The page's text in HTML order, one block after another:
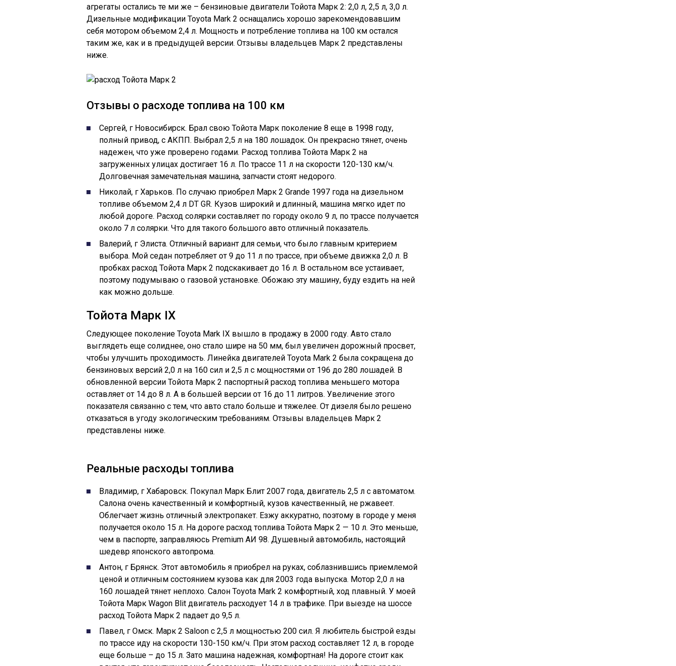
агрегаты остались те ми же – бензиновые двигатели Тойота Марк 2: 2,0 л, 2,5 л, 3,0 л.
Дизельные модификации Toyota Mark 2 оснащались хорошо зарекомендовавшим
себя мотором объемом 2,4 л. Мощность и потребление топлива на 100 км остался
таким же, как и в предыдущей версии. Отзывы владельцев Марк 2 представлены
ниже.
Отзывы о расходе топлива на 100 км
Сергей, г Новосибирск. Брал свою Тойота Марк поколение 8 еще в 1998 году,
полный привод, с АКПП. Выбрал 2,5 л на 180 лошадок. Он прекрасно тянет, очень
надежен, что уже проверено годами. Расход топлива Тойота Марк 2 на
загруженных улицах достигает 16 л. По трассе 11 л на скорости 120-130 км/ч.
Долговечная замечательная машина, запчасти стоят недорого.
Николай, г Харьков. По случаю приобрел Марк 2 Grande 1997 года на дизельном
топливе объемом 2,4 л DT GR. Кузов широкий и длинный, машина мягко идет по
любой дороге. Расход солярки составляет по городу около 9 л, по трассе получается
около 7 л солярки. Что для такого большого авто отличный показатель.
Валерий, г Элиста. Отличный вариант для семьи, что было главным критерием
выбора. Мой седан потребляет от 9 до 11 л по трассе, при объеме движка 2,0 л. В
пробках расход Тойота Марк 2 подскакивает до 16 л. В остальном все устаивает,
поэтому подумываю о газовой установке. Обожаю эту машину, буду ездить на ней
как можно дольше.
Тойота Марк IX
Следующее поколение Toyota Mark IX вышло в продажу в 2000 году. Авто стало
выглядеть еще солиднее, оно стало шире на 50 мм, был увеличен дорожный просвет,
чтобы улучшить проходимость. Линейка двигателей Toyota Mark 2 была сокращена до
бензиновых версий 2,0 л на 160 сил и 2,5 л с мощностями от 196 до 280 лошадей. В
обновленной версии Тойота Марк 2 паспортный расход топлива меньшего мотора
оставляет от 14 до 8 л. А в большей версии от 16 до 11 литров. Увеличение этого
показателя связанно с тем, что авто стало больше и тяжелее. От дизеля было решено
отказаться в угоду экологическим требованиям. Отзывы владельцев Марк 2
представлены ниже.
Реальные расходы топлива
Владимир, г Хабаровск. Покупал Марк Блит 2007 года, двигатель 2,5 л с автоматом.
Салона очень качественный и комфортный, кузов качественный, не ржавеет.
Облегчает жизнь отличный электропакет. Езжу аккуратно, поэтому в городе у меня
получается около 15 л. На дороге расход топлива Тойота Марк 2 — 10 л. Это меньше,
чем в паспорте, заправляюсь Premium АИ 98. Душевный автомобиль, настоящий
шедевр японского автопрома.
Антон, г Брянск. Этот автомобиль я приобрел на руках, соблазнившись приемлемой
ценой и отличным состоянием кузова как для 2003 года выпуска. Мотор 2,0 л на
160 лошадей тянет неплохо. Салон Toyota Mark 2 комфортный, ход плавный. У моей
Тойота Марк Wagon Blit двигатель расходует 14 л в трафике. При выезде на шоссе
расход Тойота Марк 2 падает до 9,5 л.
Павел, г Омск. Марк 2 Saloon с 2,5 л мощностью 200 сил. Я любитель быстрой езды
по трассе иду на скорости 130-150 км/ч. При этом расход составляет 12 л, в городе
еще больше – до 15 л. Зато машина надежная, комфортная! На дороге стоит как